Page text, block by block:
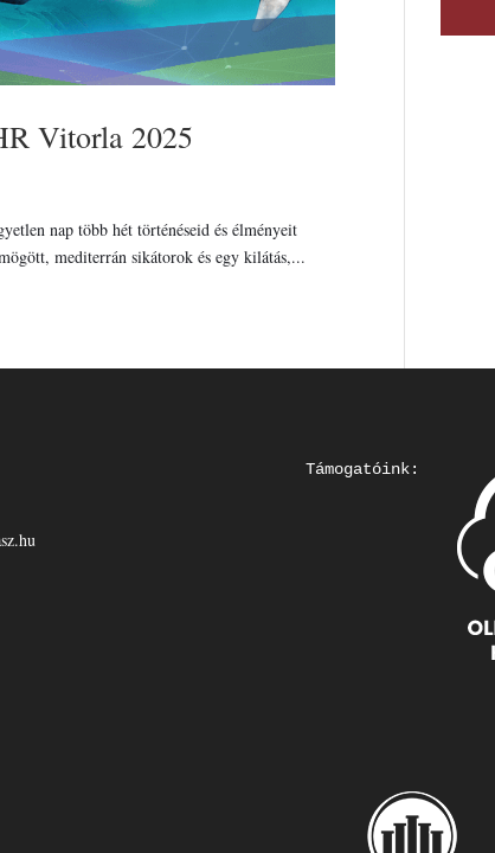
Vitorla 2025
nap több hét történéseid és élményeit
mediterrán sikátorok és egy kilátás,...
Támogatóink: